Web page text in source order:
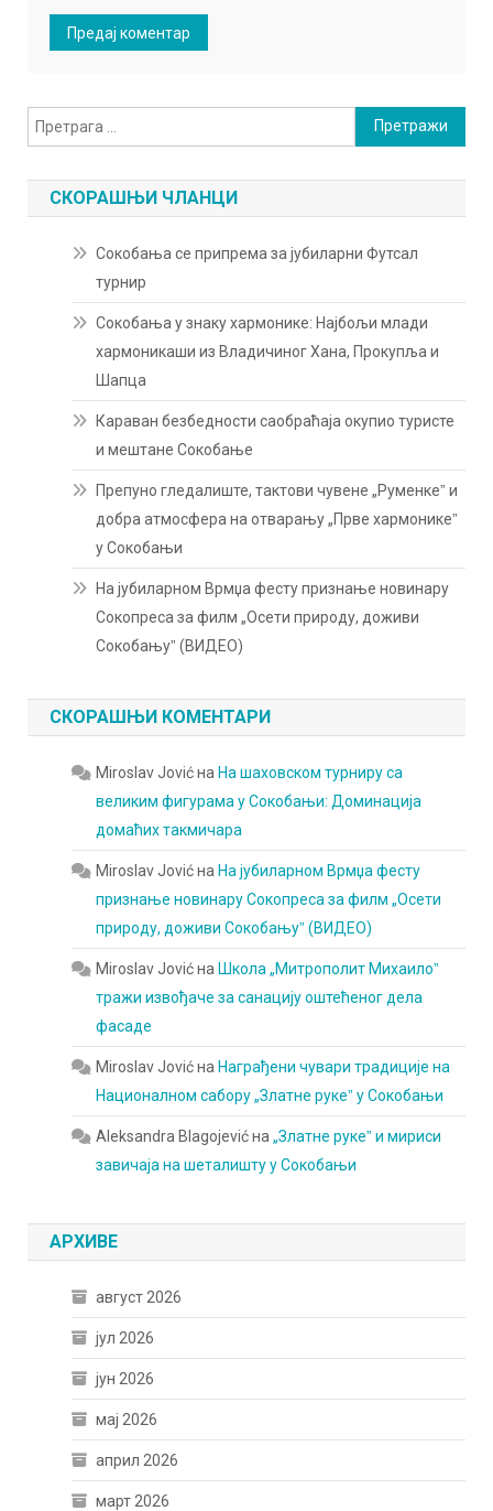
Претрага
за:
СКОРАШЊИ ЧЛАНЦИ
Сокобања се припрема за јубиларни Футсал
турнир
Сокобања у знаку хармонике: Најбољи млади
хармоникаши из Владичиног Хана, Прокупља и
Шапца
Караван безбедности саобраћаја окупио туристе
и мештане Сокобање
Препуно гледалиште, тактови чувене „Руменкеˮ и
добра атмосфера на отварању „Прве хармоникеˮ
у Сокобањи
На јубиларном Врмџа фесту признање новинару
Сокопреса за филм „Осети природу, доживи
Сокобањуˮ (ВИДЕО)
СКОРАШЊИ КОМЕНТАРИ
Miroslav Jovićна На шаховском турниру са
великим фигурама у Сокобањи: Доминација
домаћих такмичара
Miroslav Jovićна На јубиларном Врмџа фесту
признање новинару Сокопреса за филм „Осети
природу, доживи Сокобањуˮ (ВИДЕО)
Miroslav Jovićна Школа „Митрополит Михаилоˮ
тражи извођаче за санацију оштећеног дела
фасаде
Miroslav Jovićна Награђени чувари традиције на
Националном сабору „Златне рукеˮ у Сокобањи
Aleksandra Blagojevićна„Златне рукеˮ и мириси
завичаја на шеталишту у Сокобањи
АРХИВЕ
август 2026
јул 2026
јун 2026
мај 2026
април 2026
март 2026